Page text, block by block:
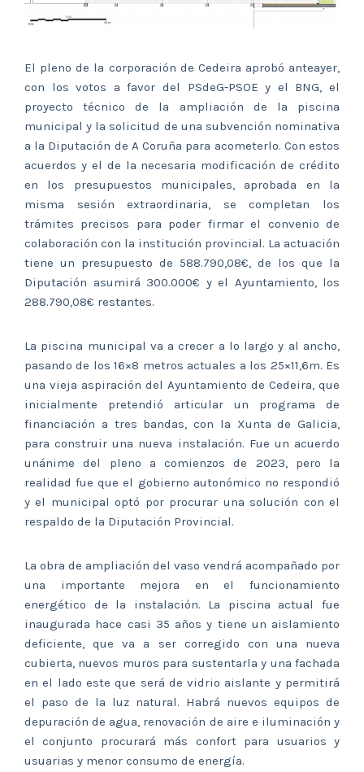
El pleno de la corporación de Cedeira aprobó anteayer,
con los votos a favor del PSdeG-PSOE y el BNG, el
proyecto técnico de la ampliación de la piscina
municipal y la solicitud de una subvención nominativa
a la Diputación de A Coruña para acometerlo. Con estos
acuerdos y el de la necesaria modificación de crédito
en los presupuestos municipales, aprobada en la
misma sesión extraordinaria, se completan los
trámites precisos para poder firmar el convenio de
colaboración con la institución provincial. La actuación
tiene un presupuesto de 588.790,08€, de los que la
Diputación asumirá 300.000€ y el Ayuntamiento, los
288.790,08€ restantes.
La piscina municipal va a crecer a lo largo y al ancho,
pasando de los 16×8 metros actuales a los 25×11,6m. Es
una vieja aspiración del Ayuntamiento de Cedeira, que
inicialmente pretendió articular un programa de
financiación a tres bandas, con la Xunta de Galicia,
para construir una nueva instalación. Fue un acuerdo
unánime del pleno a comienzos de 2023, pero la
realidad fue que el gobierno autonómico no respondió
y el municipal optó por procurar una solución con el
respaldo de la Diputación Provincial.
La obra de ampliación del vaso vendrá acompañado por
una importante mejora en el funcionamiento
energético de la instalación. La piscina actual fue
inaugurada hace casi 35 años y tiene un aislamiento
deficiente, que va a ser corregido con una nueva
cubierta, nuevos muros para sustentarla y una fachada
en el lado este que será de vidrio aislante y permitirá
el paso de la luz natural. Habrá nuevos equipos de
depuración de agua, renovación de aire e iluminación y
el conjunto procurará más confort para usuarios y
usuarias y menor consumo de energía.